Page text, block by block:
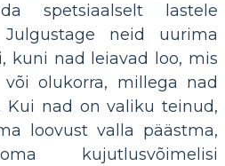
spetsiaalselt lastele
neid uurima
kuni nad leiavad loo, mis
olukorra, millega nad
Kui nad on valiku teinud,
loovust valla päästma,
kujutlusvõimelisi